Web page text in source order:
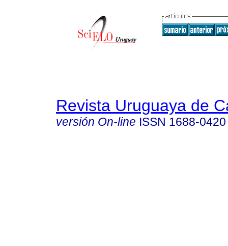
Revista Uruguaya de
versión On-line ISSN 1688-0420